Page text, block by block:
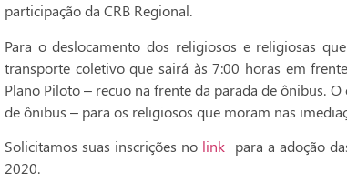
participação da CRB Regional.
Para o deslocamento dos religiosos e religiosas
transporte coletivo que sairá às 7:00 horas em
Plano Piloto – recuo na frente da parada de ônibus.
de ônibus – para os religiosos que moram nas
Solicitamos suas inscrições no link para a adoção
2020.